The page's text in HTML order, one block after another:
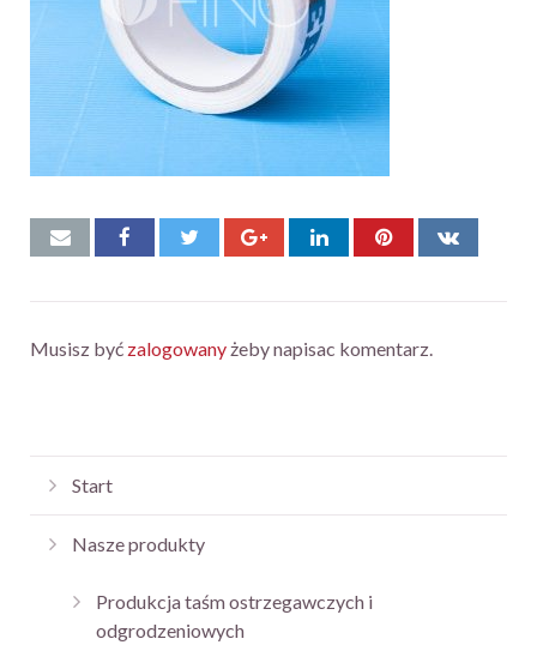
Musisz być zalogowanyżeby napisac komentarz.
Start
Nasze produkty
Produkcja taśm ostrzegawczych i
odgrodzeniowych